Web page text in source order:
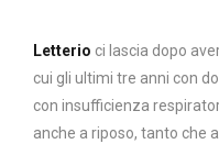
Letterio ci lascia dopo
cui gli ultimi tre anni con
con insufficienza
anche a riposo, tanto che